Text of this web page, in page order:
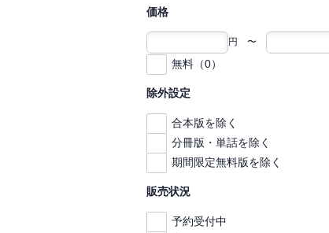
価格
円 〜
無料（0）
除外設定
合本版を除く
分冊版・単話を除く
期間限定無料版を除く
販売状況
予約受付中